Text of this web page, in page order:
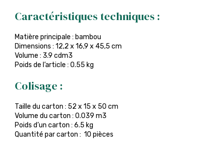
Caractéristiques techniques :
Matière principale : bambou
Dimensions : 12,2 x 16,9 x 45,5 cm
Volume : 3.9 cdm3
Poids de l’article : 0.55 kg
Colisage :
Taille du carton : 52 x 15 x 50 cm
Volume du carton : 0.039 m3
Poids d’un carton : 6.5 kg
Quantité par carton : 10 pièces